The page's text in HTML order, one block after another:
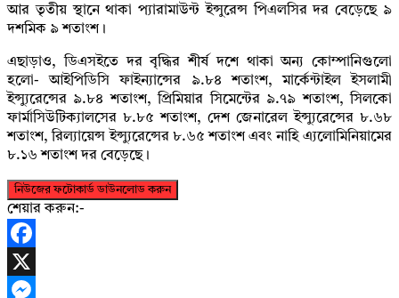
আর তৃতীয় স্থানে থাকা প্যারামাউন্ট ইন্সুরেন্স পিএলসির দর বেড়েছে ৯
দশমিক ৯ শতাংশ।
এছাড়াও, ডিএসইতে দর বৃদ্ধির শীর্ষ দশে থাকা অন্য কোম্পানিগুলো
হলো- আইপিডিসি ফাইন্যান্সের ৯.৮৪ শতাংশ, মার্কেন্টাইল ইসলামী
ইন্স্যুরেন্সের ৯.৮৪ শতাংশ, প্রিমিয়ার সিমেন্টের ৯.৭৯ শতাংশ, সিলকো
ফার্মাসিউটিক্যালসের ৮.৮৫ শতাংশ, দেশ জেনারেল ইন্স্যুরেন্সের ৮.৬৮
শতাংশ, রিল্যায়েন্স ইন্স্যুরেন্সের ৮.৬৫ শতাংশ এবং নাহি এ্যলোমিনিয়ামের
৮.১৬ শতাংশ দর বেড়েছে।
নিউজের ফটোকার্ড ডাউনলোড করুন
শেয়ার করুন:-
Facebook
X